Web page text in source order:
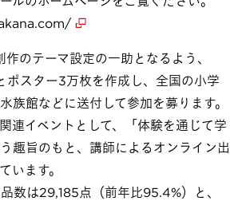
のテーマ設定の一助となるよう、
ポスター3万枚を作成し、全国の小学
族館などに送付して参加を募ります。
連イベントとして、「体験を通じて学
趣旨のもと、講師によるオンライン出
います。
数は29,185点（前年比95.4%）と、